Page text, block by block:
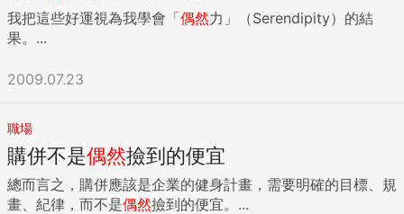
誰？有誰會去？多少人參加？ 3. 這場活動與我（我的工作）有
什麼關聯性？ 4. 與會者當中，有我認識的人嗎？ 5. 除了社交
前到場暖身 參加社交活動非常需要能量，建議活動前後都要多
休息。另外，需要活動前暖身的人，也要早點到場暖身，以我
為例，每次參加陌生場合的活動，我都會提早至少半個小時到
場，除了可以事先熟悉環境、了解流程，讓自己有些心理準備
外，主要是可以找個不受打擾的庇護所（例如洗手間）整理儀
容、對鏡子練習微笑、自我催眠。就像進入遊樂園鬼屋，只要
知道鬼會在哪裡出現，並相信自己的勇氣可以克服一切，問題
我把這些好運視為我學會「偶然力」（Serendipity）的結
果。...
2009.07.23
職場
購併不是偶然撿到的便宜
總而言之，購併應該是企業的健身計畫，需要明確的目標、規
畫、紀律，而不是偶然撿到的便宜。...